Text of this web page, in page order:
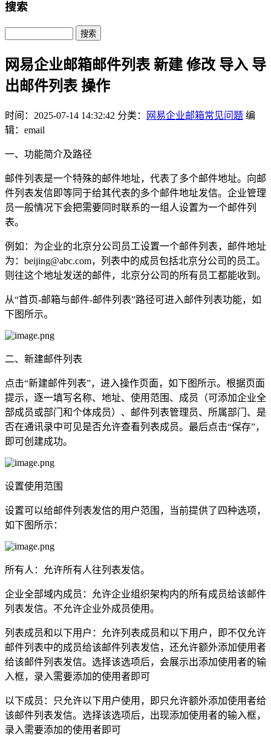
搜索
Search
网易企业邮箱邮件列表 新建 修改 导入 导
出邮件列表 操作
时间：2025-07-14 14:32:42 分类： 网易企业邮箱常见问题 编
辑：email
一、功能简介及路径
邮件列表是一个特殊的邮件地址，代表了多个邮件地址。向邮
件列表发信即等同于给其代表的多个邮件地址发信。企业管理
员一般情况下会把需要同时联系的一组人设置为一个邮件列
表。
例如：为企业的北京分公司员工设置一个邮件列表，邮件地址
为：beijing@abc.com，列表中的成员包括北京分公司的员工。
则往这个地址发送的邮件，北京分公司的所有员工都能收到。
从“首页-邮箱与邮件-邮件列表”路径可进入邮件列表功能，如
下图所示。
二、新建邮件列表
点击“新建邮件列表”，进入操作页面，如下图所示。根据页面
提示，逐一填写名称、地址、使用范围、成员（可添加企业全
部成员或部门和个体成员）、邮件列表管理员、所属部门、是
否在通讯录中可见是否允许查看列表成员。最后点击“保存”，
即可创建成功。
设置使用范围
设置可以给邮件列表发信的用户范围，当前提供了四种选项，
如下图所示：
所有人：允许所有人往列表发信。
企业全部域内成员：允许企业组织架构内的所有成员给该邮件
列表发信。不允许企业外成员使用。
列表成员和以下用户：允许列表成员和以下用户，即不仅允许
邮件列表中的成员给该邮件列表发信，还允许额外添加使用者
给该邮件列表发信。选择该选项后，会展示出添加使用者的输
入框，录入需要添加的使用者即可
以下成员：只允许以下用户使用，即只允许额外添加使用者给
该邮件列表发信。选择该选项后，出现添加使用者的输入框，
录入需要添加的使用者即可